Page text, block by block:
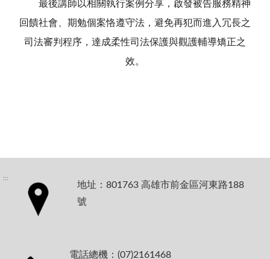
最後講師以相關執行案例分享，啟發被告服務精神
回饋社會、期勉個案恪遵守法，避免再犯而進入冗長之
司法審判程序，達成柔性司法保護與觀護輔導矯正之
效。
:::
地址：801763 高雄市前金區河東路188
號
電話總機：(07)2161468